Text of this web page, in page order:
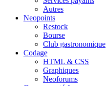
Autres
Neopoints
Restock
Bourse
Club gastronomique
Codage
HTML & CSS
Graphiques
Neoforums